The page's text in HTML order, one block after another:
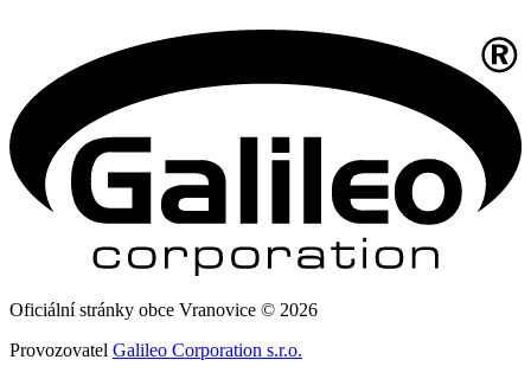
Oficiální stránky obce Vranovice © 2026
Provozovatel Galileo Corporation s.r.o.